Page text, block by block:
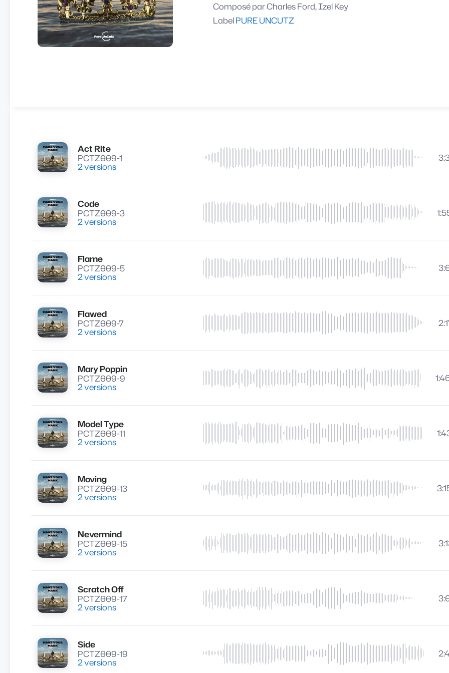
Composé parCharles Ford, Izel Key
LabelPURE UNCUTZ
Lire
Act Rite
PCTZ009-1
2 versions
Lire
Code
PCTZ009-3
2 versions
Lire
Flame
PCTZ009-5
2 versions
Lire
Flawed
PCTZ009-7
2 versions
Lire
Mary Poppin
PCTZ009-9
2 versions
Lire
Model Type
PCTZ009-11
2 versions
Lire
Moving
PCTZ009-13
2 versions
Lire
Nevermind
PCTZ009-15
2 versions
Lire
Scratch Off
PCTZ009-17
2 versions
Lire
Side
PCTZ009-19
2 versions